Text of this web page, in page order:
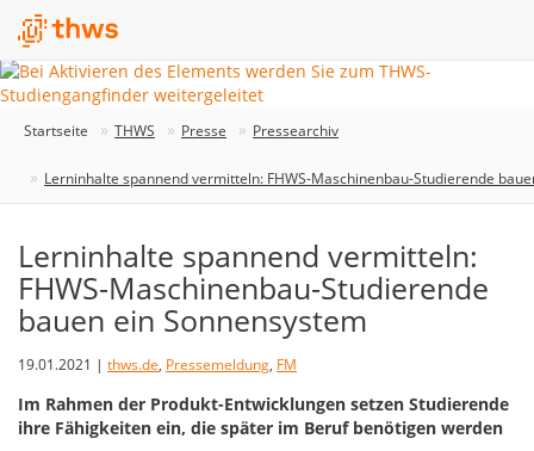
Startseite THWS Presse Pressearchiv
Lerninhalte spannend vermitteln: FHWS-Maschinenbau-Studierende
Lerninhalte spannend vermitteln:
FHWS-Maschinenbau-Studierende
bauen ein Sonnensystem
19.01.2021 | thws.de, Pressemeldung, FM
Im Rahmen der Produkt-Entwicklungen setzen Studierende
ihre Fähigkeiten ein, die später im Beruf benötigen werden